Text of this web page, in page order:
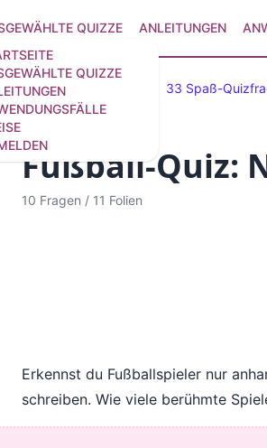
QUIZZE
QUIZZE ANLEITUNGEN
Ausgewählte Quizze 33 Spaß-
Fußball-Quiz:
10 Fragen / 11 Folien
Erkennst du Fußballspieler nur
schreiben. Wie viele berühmte